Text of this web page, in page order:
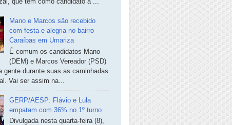
Mano e Marcos são recebido
com festa e alegria no bairro
Caraíbas em Umariza
É comum os candidatos Mano
(DEM) e Marcos Vereador (PSD)
gente durante suas as caminhadas
Vai ser assim na...
GERP/AESP: Flávio e Lula
empatam com 36% no 1º turno
Divulgada nesta quarta-feira (8),